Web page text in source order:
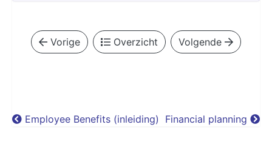
Vorige Overzicht Volgende
Employee Benefits (inleiding) Financial planning